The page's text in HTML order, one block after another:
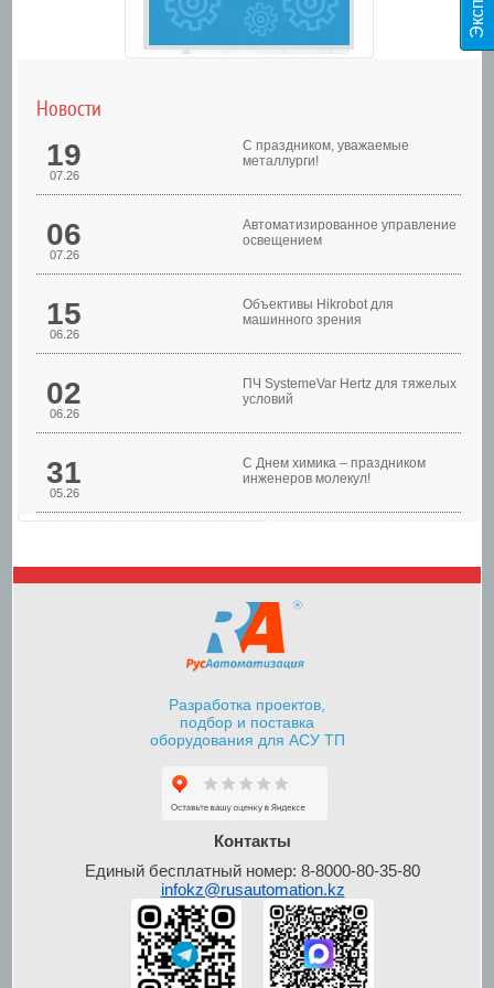
Шкафы управления
Шкафы контроля и
Новости
19
07.26
С праздником, уважаемые
металлурги!
06
07.26
Автоматизированное управление
освещением
15
06.26
Объективы Hikrobot для
машинного зрения
02
06.26
ПЧ SystemeVar Hertz для тяжелых
условий
31
05.26
С Днем химика – праздником
инженеров молекул!
Разработка проектов,
подбор и поставка
оборудования для АСУ ТП
Контакты
Единый бесплатный номер: 8-8000-80-35-80
infokz@rusautomation.kz